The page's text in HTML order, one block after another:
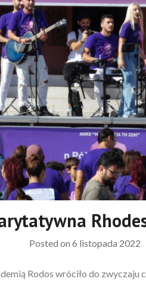
Posted on 6 listopada 2022
Rodos wróciło do zwyczaju